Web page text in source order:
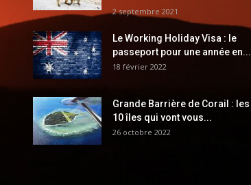
2 septembre 2021
Le Working Holiday Visa : le
passeport pour une année en...
18 février 2022
Grande Barrière de Corail : les
10 îles qui vont vous...
26 octobre 2022